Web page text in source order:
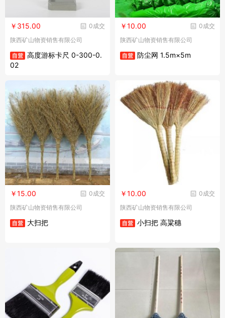
0成交
￥315.00
陕西矿山物资销售有限公司
高度游标卡尺 0-300-0.
02
0成交
￥10.00
陕西矿山物资销售有限公司
防尘网 1.5m×5m
0成交
￥15.00
陕西矿山物资销售有限公司
大扫把
0成交
￥10.00
陕西矿山物资销售有限公司
小扫把 高粱穗